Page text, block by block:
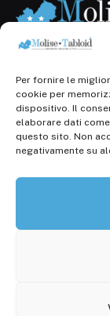
Per fornire le
cookie per
dispositivo. Il
elaborare dati
questo sito. Non
negativamente su
Registr. presso il
14.11.2013, Cron.
Roc: iscrizione
30.04.2015)
P.Iva: